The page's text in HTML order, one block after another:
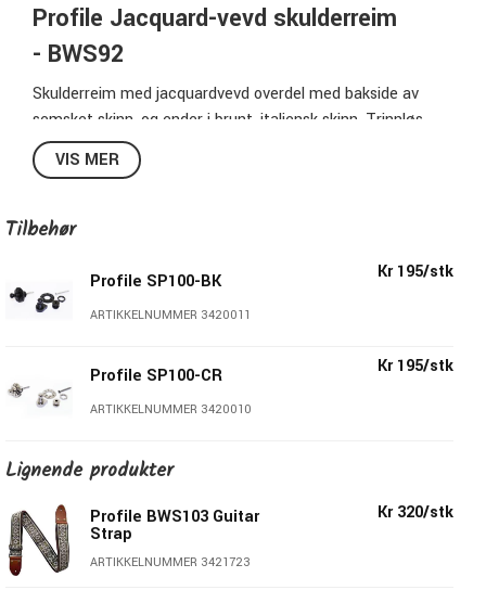
Profile Jacquard-vevd skulderreim
- BWS92
Skulderreim med jacquardvevd overdel med bakside av
semsket skinn, og ender i brunt, italiensk skinn. Trinnløs
justerbar lengde slik at du kan finne den perfekte
spillehøyden på gitaren din.
Spesifikasjoner:
Bakside av mykt semsket skinn
Polstret for ekstra komfort
Bredde: 5 cm
Lengde: 86cm - 150cm
Profile - Rimelige gitarstropper
Profiles skulderstropper er sannsynligvis de rimeligste
VIS MER
Tilbehør
Profile SP100-BK
ARTIKKELNUMMER 3420011
Kr 195/stk
Profile SP100-CR
ARTIKKELNUMMER 3420010
Kr 195/stk
Lignende produkter
Profile BWS103 Guitar
Strap
ARTIKKELNUMMER 3421723
Kr 320/stk